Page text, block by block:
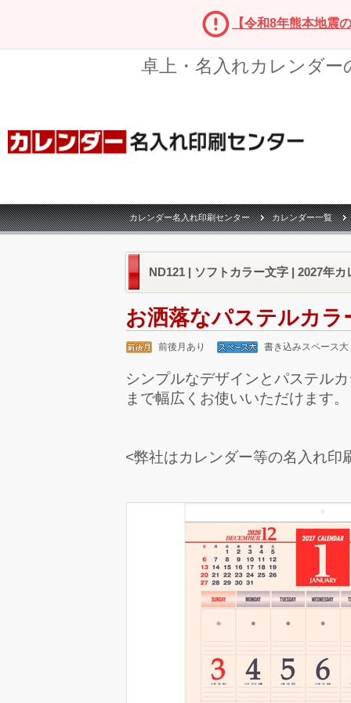
【令和8年熊本地震
卓上・名入れカレンダ
カレンダー名入れ印刷センター カレンダー一覧
ND121 | ソフトカラー文字 | 2027年カ
お洒落なパステルカラ
前後月あり 書き込みスペース大
シンプルなデザインとパステル
まで幅広くお使いいただけます。
<弊社はカレンダー等の名入れ印